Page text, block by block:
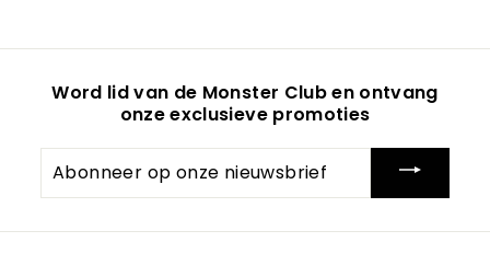
Word lid van de Monster Club en ontvang
onze exclusieve promoties
op
onze